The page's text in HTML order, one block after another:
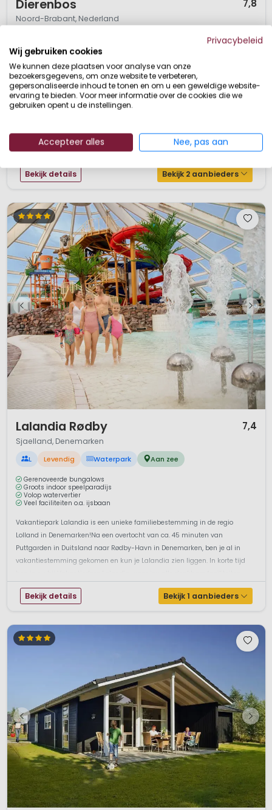
Dierenbos 7,8
Noord-Brabant, Nederland
Fijn familiepark
Zeer prettig voor senioren
Kinderboerderij
Ruim opgezet park in een prachtige natuur
Vakantiepark Dierenbos ligt in de bossen van het plaatsje Vinkel in Noord-
Boswachtershoeve kun je ook bowlen en buiten liggen nog een speelvijver,
speeltuin, tennisbaan en midgetgolfbaan. Op dit fijne kindvrie...
Bekijk details Bekijk 2 aanbieders
Lalandia Rødby 7,4
Sjaelland, Denemarken
L Levendig Waterpark Aan zee
Gerenoveerde bungalows
Groots indoor speelparadijs
Volop watervertier
Veel faciliteiten o.a. ijsbaan
Vakantiepark Lalandia is een unieke familiebestemming in de regio
Lolland in Denemarken!Na een overtocht van ca. 45 minuten van
Puttgarden in Duitsland naar Rødby-Havn in Denemarken, ben je al in
vakantiestemming gekomen en kun je Lalandia zien liggen. In korte tijd
aant...
Bekijk details Bekijk 1 aanbieders
Privacybeleid
Wij gebruiken cookies
We kunnen deze plaatsen voor analyse van onze
bezoekersgegevens, om onze website te verbeteren,
gepersonaliseerde inhoud te tonen en om u een geweldige website-
ervaring te bieden. Voor meer informatie over de cookies die we
gebruiken opent u de instellingen.
Accepteer alles Nee, pas aan